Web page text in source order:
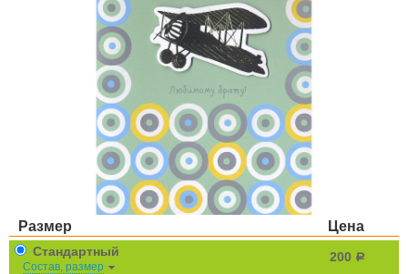
Размер Цена
Стандартный
Состав, размер
200 a